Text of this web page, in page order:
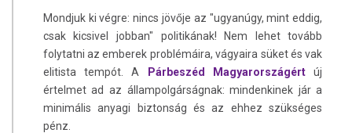
Mondjuk ki végre: nincs jövője az "ugyanúgy, mint eddig,
csak kicsivel jobban" politikának! Nem lehet tovább
folytatni az emberek problémáira, vágyaira süket és vak
elitista tempót. A
Párbeszéd Magyarországértúj
értelmet ad az állampolgárságnak: mindenkinek jár a
minimális anyagi biztonság és az ehhez szükséges
pénz.